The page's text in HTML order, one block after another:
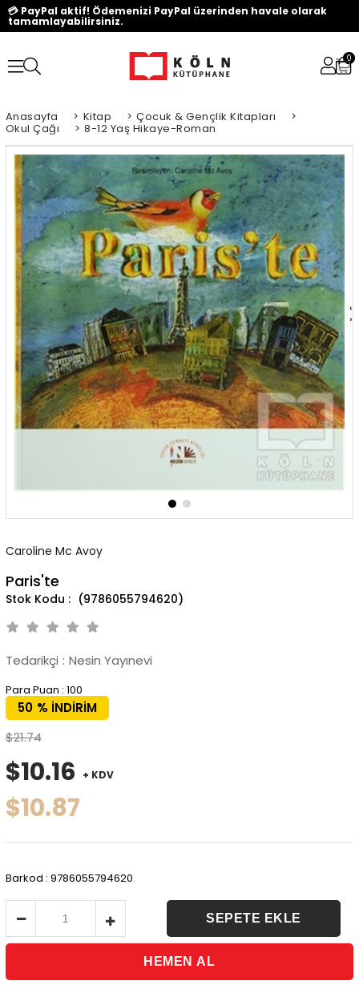
💳 PayPal aktif! Ödemenizi PayPal üzerinden havale olarak
tamamlayabilirsiniz.
0
Anasayfa > Kitap > Çocuk & Gençlik Kitapları >
Okul Çağı > 8-12 Yaş Hikaye-Roman
‹
›
Caroline Mc Avoy
Paris'te
(9786055794620)
Tedarikçi : Nesin Yayınevi
Para Puan : 100
%
50
İNDIRIM
$21.74
$10.16 + KDV
$10.87
Barkod : 9786055794620